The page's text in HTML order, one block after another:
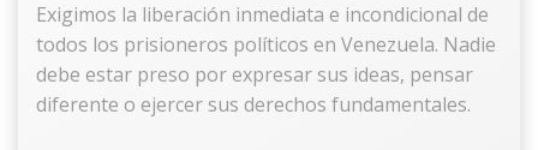
Exigimos la liberación inmediata e incondicional de
todos los prisioneros políticos en Venezuela. Nadie
debe estar preso por expresar sus ideas, pensar
diferente o ejercer sus derechos fundamentales.